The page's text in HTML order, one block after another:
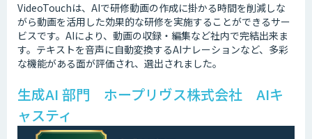
VideoTouchは、AIで研修動画の作成に掛かる時間を削減しな
がら動画を活用した効果的な研修を実施することができるサー
ビスです。AIにより、動画の収録・編集など社内で完結出来ま
す。テキストを音声に自動変換するAIナレーションなど、多彩
な機能がある面が評価され、選出されました。
生成AI 部門 ホープリヴス株式会社 AIキ
ャスティ